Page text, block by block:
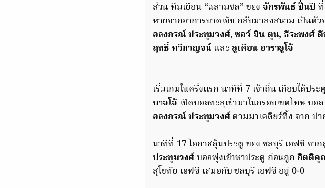
ส่วน ทีมเยือน “ฉลามชล” ของ จักรพันธ์ ปั่นปี
หายจากอาการบาดเจ็บ กลับมาลงสนาม เป็นตั
อลงกรณ์ ประทุมวงศ์, ซอว์ มิน ตุน, ธีระพงศ์
ฤทธิ์ ทวีกาญจน์ และ ลูเคียน อาราอูโจ้
เริ่มเกมในครึ่งแรก นาทีที่ 7 เจ้าถิ่น เกือบได้ป
บาจโจ้ เปิดบอลทะลุเข้ามาในกรอบเขตโทษ บอ
อลงกรณ์ ประทุมวงศ์ ตามมาเคลียร์ทิ้ง จาก ปา
นาทีที่ 17 โอกาสลุ้นประตู ของ ชลบุรี เอฟซี จา
ประทุมวงศ์บอลพุ่งเข้าหาประตู ก่อนถูก กิตติคุ
สุโขทัย เอฟซี เสมอกับ ชลบุรี เอฟซี อยู่ 0-0